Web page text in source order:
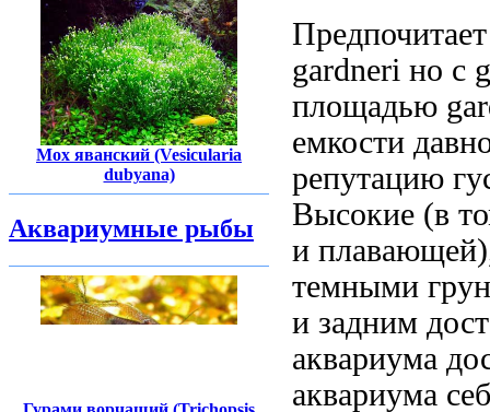
Мох яванский (Vesicularia
dubyana)
Аквариумные рыбы
gardneri но с
площадью
емкости
репутацию
Высокие (в
и
темными
и задним
аквариума
аквариума